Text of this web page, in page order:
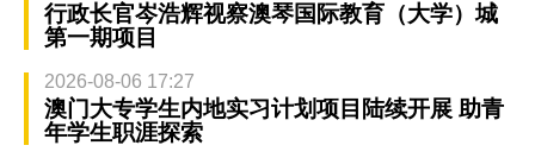
行政长官岑浩辉视察澳琴国际教育（大学）城
第一期项目
2026-08-06 17:27
澳门大专学生内地实习计划项目陆续开展 助青
年学生职涯探索